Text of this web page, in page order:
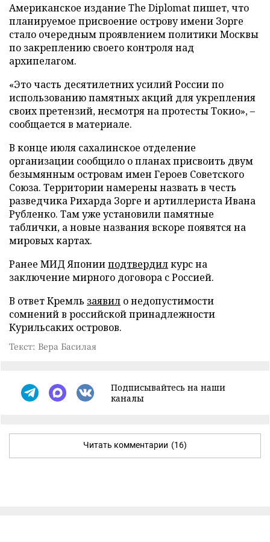
Американское издание The Diplomat пишет, что
планируемое присвоение острову имени Зорге
стало очередным проявлением политики Москвы
по закреплению своего контроля над
архипелагом.
«Это часть десятилетних усилий России по
использованию памятных акций для укрепления
своих претензий, несмотря на протесты Токио», –
сообщается в материале.
В конце июля сахалинское отделение
организации сообщило о планах присвоить двум
безымянным островам имен Героев Советского
Союза. Территории намерены назвать в честь
разведчика Рихарда Зорге и артиллериста Ивана
Рубленко. Там уже установили памятные
таблички, а новые названия вскоре появятся на
мировых картах.
Ранее МИД Японииподтвердилкурс на
заключение мирного договора с Россией.
В ответ Кремль заявил о недопустимости
сомнений в российской принадлежности
Курильсаких островов.
Текст: Вера Басилая
Подписывайтесь на наши
каналы
Читать комментарии (16)